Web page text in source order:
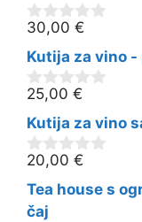
5
0
o
d
5
30,00 €
Kutija za vino
0
o
d
5
25,00 €
Kutija za vino
0
o
d
5
20,00 €
Tea house s
čaj